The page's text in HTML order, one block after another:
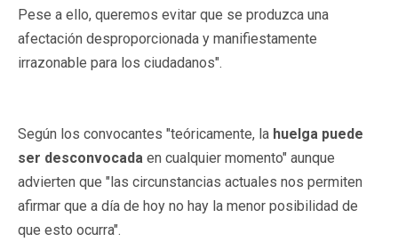
Pese a ello, queremos evitar que se produzca una
afectación desproporcionada y manifiestamente
irrazonable para los ciudadanos".
Según los convocantes "teóricamente, la huelga puede
ser desconvocada en cualquier momento" aunque
advierten que "las circunstancias actuales nos permiten
afirmar que a día de hoy no hay la menor posibilidad de
que esto ocurra".